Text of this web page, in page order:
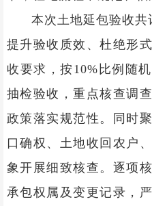
本次土地延包验收
提升验收质效、杜绝形
收要求，按10%比例随
抽检验收，重点核查调
政策落实规范性。同时
口确权、土地收回农户
象开展细致核查。逐项
承包权属及变更记录，